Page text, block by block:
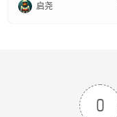
启尧
0